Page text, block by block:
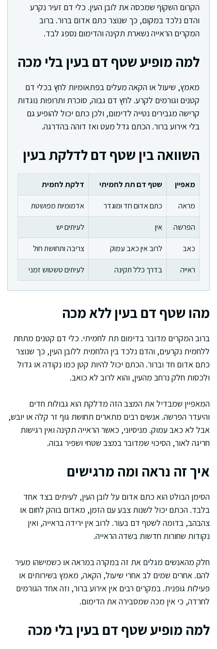
הקרום השקוף שמכסה את לובן העין. כלי דם זעיר נקרע
והדם נלכד במקום, כך שנוצר כתם אדום ברור. ברוב
המקרים הראייה נשארת תקינה והדימום נספג לבד.
למה מופיע שטף דם בעין בלי מכה
מאמץ, שיעול או הקאה מעלים בפתאומיות לחץ בכלי דם
קטנים וגורמים לקרע. לחץ דם גבוה, סוכרת ותרופות נוגדות
קרישה מגבירים נטייה לדימום, ולכן כתם יכול להופיע גם
בלי אירוע ברור. הכתם גדל מעט ואז דוהה בהדרגה.
השוואה בין שטף דם לדלקת בעין
מאפיין שטף דם תת לחמיתי
דלקת לחמית
מראה
כתם אדום חד ומוגדר
אדמומיות מפושטת
הפרשה
אין
לעיתים יש
כאב
לרוב אין כאב עמוק
צריבה ותחושת חול
ראייה
בדרך כלל תקינה לעיתים טשטוש זמני
מהו שטף דם בעין ללא מכה
ברוב המקרים מדובר בדימום תת לחמיתי. כלי דם קטנים מתחת
ללחמית נקרעים, והדם נלכד בין הלחמית ללובן העין, כך שנוצר
כתם אדום חד וברור. הכתם יכול להיות קטן כמו נקודה או גדול
ולכסות חלק נרחב מהעין, והוא לרוב לא כואב.
המאפיין שמבדיל את המצב הזה מדלקת הוא גבולות חדים
והיעדר הפרשה. אנשים רבים מתארים תחושת גוף זר קלה או יובש,
אבל לא כאב עמוק. מניסיוני, כאשר הראייה תקינה ואין רגישות
חריגה לאור, הסיכוי שמדובר במצב שטחי ושפיר גבוה.
איך זה נראה ומה מרגישים
הסימן הבולט הוא כתם אדום על לובן העין, לעיתים בצד אחד
בלבד. הכתם יכול לשנות צבע עם הזמן, מאדום בוהק לחום או
צהבהב, בדומה לשטף דם בעור. לרוב אין ירידה בראייה, ואין
נקודות שחורות חדשות בשדה הראייה.
חלק מהאנשים מגלים את זה במקרה במראה או כשמישהו מעיר
להם. אחרים שמים לב אחרי שיעול, הקאה, מאמץ בשירותים או
פעילות גופנית. במקרים רבים אין אירוע ברור, וזה אחד הגורמים
לחרדה, כי אין מכה שמסבירה את הדימום.
למה מופיע שטף דם בעין בלי מכה